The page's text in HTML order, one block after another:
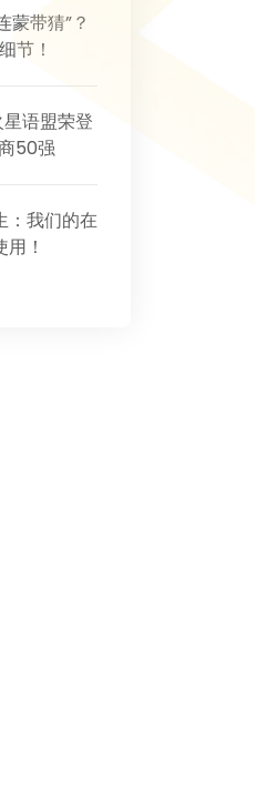
蒙带猜”？
节！
语盟荣登
50强
：我们的在
！